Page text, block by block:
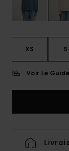
XS S
Voir Le